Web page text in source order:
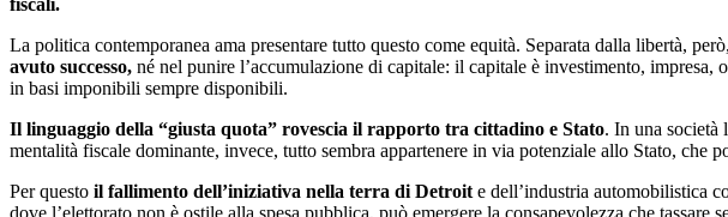
La politica contemporanea ama presentare tutto questo come equità. Separata dalla libertà,
avuto successo, né nel punire l’accumulazione di capitale: il capitale è investimento,
in basi imponibili sempre disponibili.
Il linguaggio della “giusta quota” rovescia il rapporto tra cittadino e Stato. In una società
mentalità fiscale dominante, invece, tutto sembra appartenere in via potenziale allo Stato, che
Per questo il fallimento dell’iniziativa nella terra di Detroit e dell’industria automobilistica
dove l’elettorato non è ostile alla spesa pubblica, può emergere la consapevolezza che